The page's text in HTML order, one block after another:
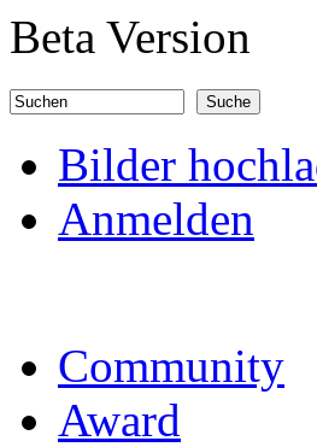
Direkt zum Inhalt
Beta Version
Suchformular
Bilder
Anmelden
Community
Award